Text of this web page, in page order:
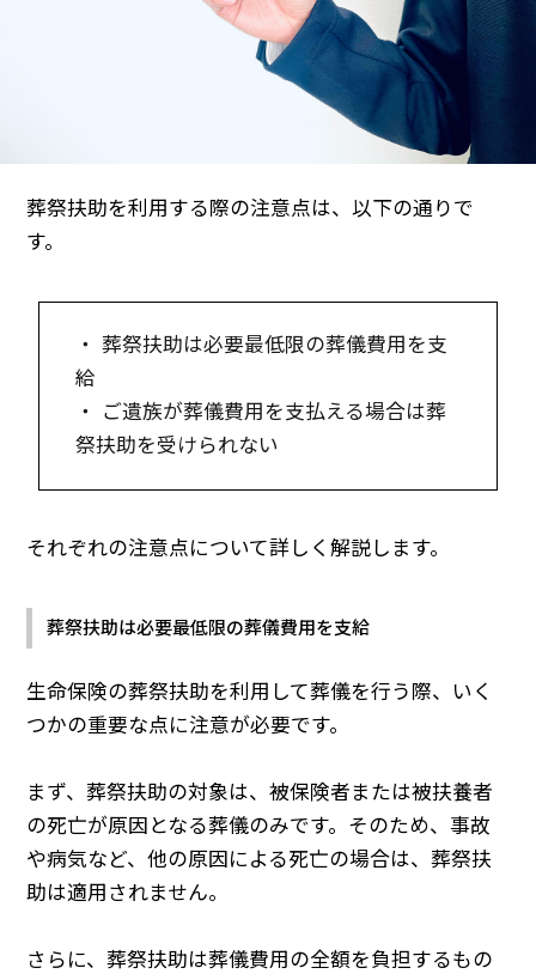
葬祭扶助を利用する際の注意点は、以下の通りで
す。
・ 葬祭扶助は必要最低限の葬儀費用を支
給
・ ご遺族が葬儀費用を支払える場合は葬
祭扶助を受けられない
それぞれの注意点について詳しく解説します。
葬祭扶助は必要最低限の葬儀費用を支給
生命保険の葬祭扶助を利用して葬儀を行う際、いく
つかの重要な点に注意が必要です。
まず、葬祭扶助の対象は、被保険者または被扶養者
の死亡が原因となる葬儀のみです。そのため、事故
や病気など、他の原因による死亡の場合は、葬祭扶
助は適用されません。
さらに、葬祭扶助は葬儀費用の全額を負担するもの